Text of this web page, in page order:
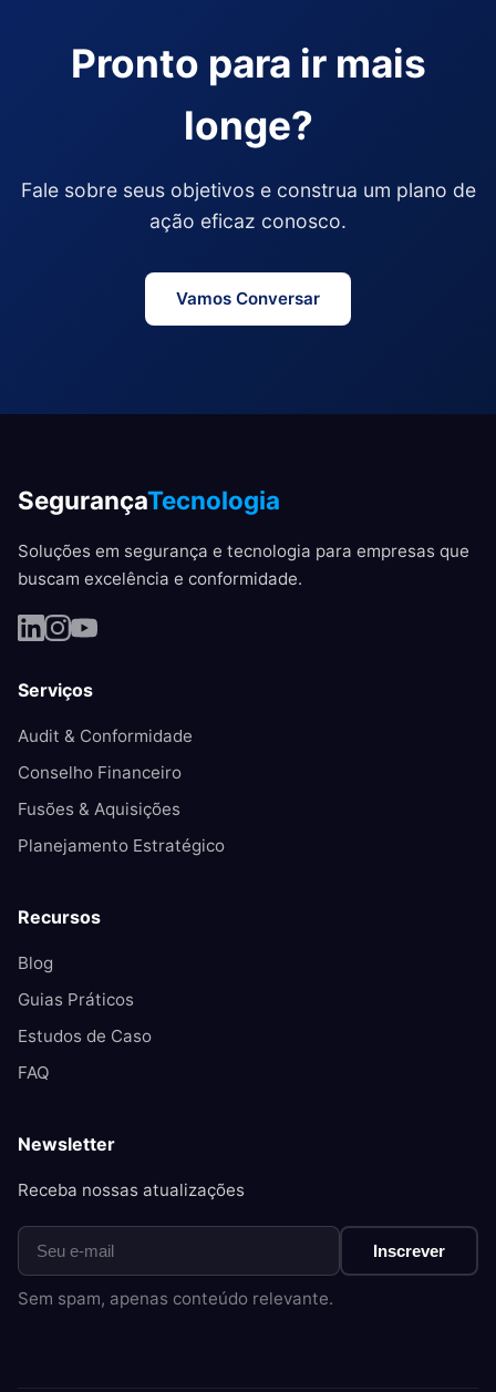
Pronto para ir mais
longe?
Fale sobre seus objetivos e construa um plano de
ação eficaz conosco.
Vamos Conversar
SegurançaTecnologia
Soluções em segurança e tecnologia para empresas que
buscam excelência e conformidade.
Serviços
Audit & Conformidade
Conselho Financeiro
Fusões & Aquisições
Planejamento Estratégico
Recursos
Blog
Guias Práticos
Estudos de Caso
FAQ
Newsletter
Receba nossas atualizações
Inscrever
Sem spam, apenas conteúdo relevante.